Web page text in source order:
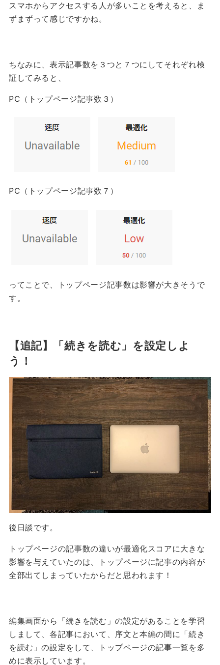
スマホからアクセスする人が多いことを考えると、ま
ずまずって感じですかね。
ちなみに、表示記事数を３つと７つにしてそれぞれ検
証してみると、
PC（トップページ記事数３）
PC（トップページ記事数７）
ってことで、トップページ記事数は影響が大きそうで
す。
【追記】「続きを読む」を設定しよ
う！
後日談です。
トップページの記事数の違いが最適化スコアに大きな
影響を与えていたのは、トップページに記事の内容が
全部出てしまっていたからだと思われます！
編集画面から「続きを読む」の設定があることを学習
しまして、各記事において、序文と本編の間に「続き
を読む」の設定をして、トップページの記事一覧を多
めに表示しています。